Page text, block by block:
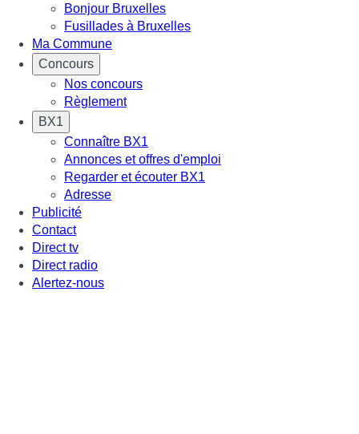
Bonjour Bruxelles
Fusillades à Bruxelles
Ma Commune
Concours
Nos concours
Règlement
BX1
Connaître BX1
Annonces et offres d'emploi
Regarder et écouter BX1
Adresse
Publicité
Contact
Direct tv
Direct radio
Alertez-nous